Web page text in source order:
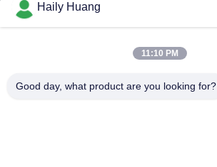
Filmy
Kontrola Jakości
Haily Huang
11:10 PM
Good day, what product are you looking for?